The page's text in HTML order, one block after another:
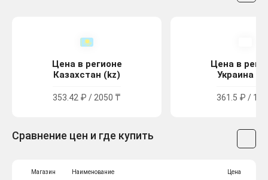
Цена в регионе
Казахстан (kz)
353.42 ₽ / 2050 ₸
Цена в
Украина
361.5 ₽ /
Сравнение цен и где купить
Магазин Наименование Цена